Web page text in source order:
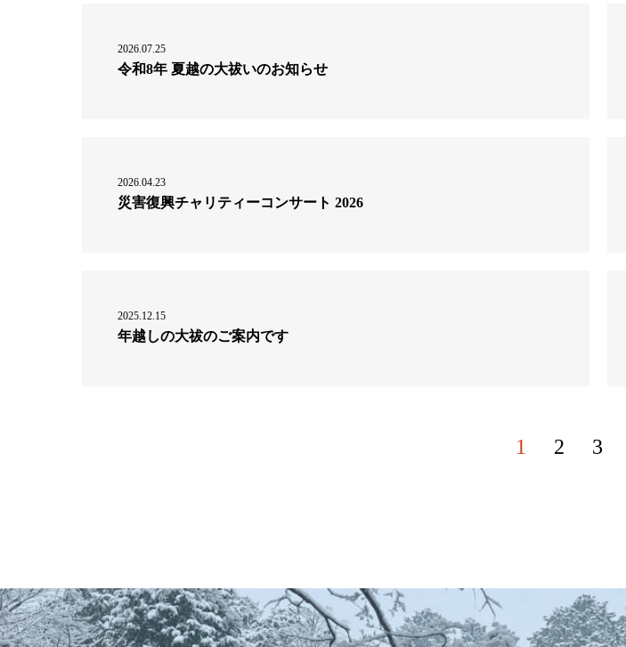
2026.07.25
令和8年 夏越の大祓いのお知らせ
2026.04.23
災害復興チャリティーコンサート 2026
2025.12.15
年越しの大祓のご案内です
1 2 3